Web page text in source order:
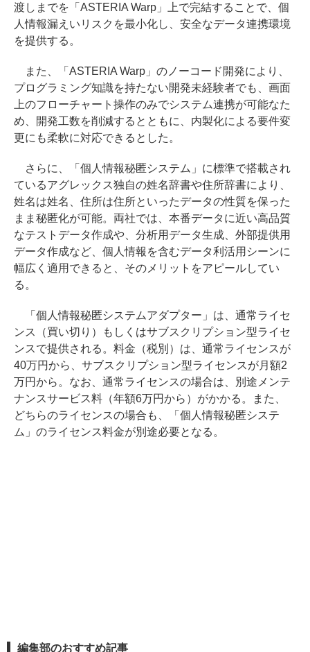
渡しまでを「ASTERIA Warp」上で完結することで、個
人情報漏えいリスクを最小化し、安全なデータ連携環境
を提供する。
また、「ASTERIA Warp」のノーコード開発により、
プログラミング知識を持たない開発未経験者でも、画面
上のフローチャート操作のみでシステム連携が可能なた
め、開発工数を削減するとともに、内製化による要件変
更にも柔軟に対応できるとした。
さらに、「個人情報秘匿システム」に標準で搭載され
ているアグレックス独自の姓名辞書や住所辞書により、
姓名は姓名、住所は住所といったデータの性質を保った
まま秘匿化が可能。両社では、本番データに近い高品質
なテストデータ作成や、分析用データ生成、外部提供用
データ作成など、個人情報を含むデータ利活用シーンに
幅広く適用できると、そのメリットをアピールしてい
る。
「個人情報秘匿システムアダプター」は、通常ライセ
ンス（買い切り）もしくはサブスクリプション型ライセ
ンスで提供される。料金（税別）は、通常ライセンスが
40万円から、サブスクリプション型ライセンスが月額2
万円から。なお、通常ライセンスの場合は、別途メンテ
ナンスサービス料（年額6万円から）がかかる。また、
どちらのライセンスの場合も、「個人情報秘匿システ
ム」のライセンス料金が別途必要となる。
編集部のおすすめ記事